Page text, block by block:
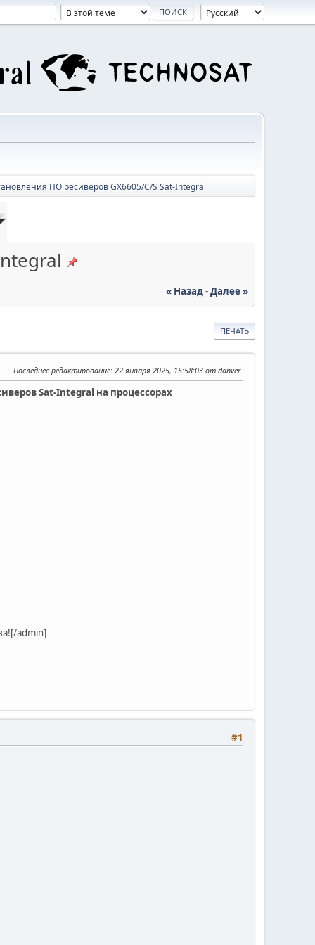
ПО ресиверов GX6605/C/S Sat-Integral
« Назад-Далее »
ПЕЧАТЬ
Последнее редактирование: 22 января 2025, 15:58:03 от danver
Sat-Integral на процессорах
admin]
#1